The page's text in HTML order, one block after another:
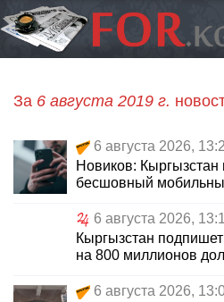
За 6 августа 2019 г.
6 августа 2026,
Новиков: Кыргызстан
бесшовный
6 августа 2026,
Кыргызстан
на 800 миллионов
6 августа 2026,